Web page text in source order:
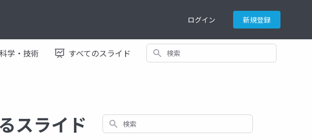
ログイン 新規登録
科学・技術 すべてのスライド 検索
スライド 検索